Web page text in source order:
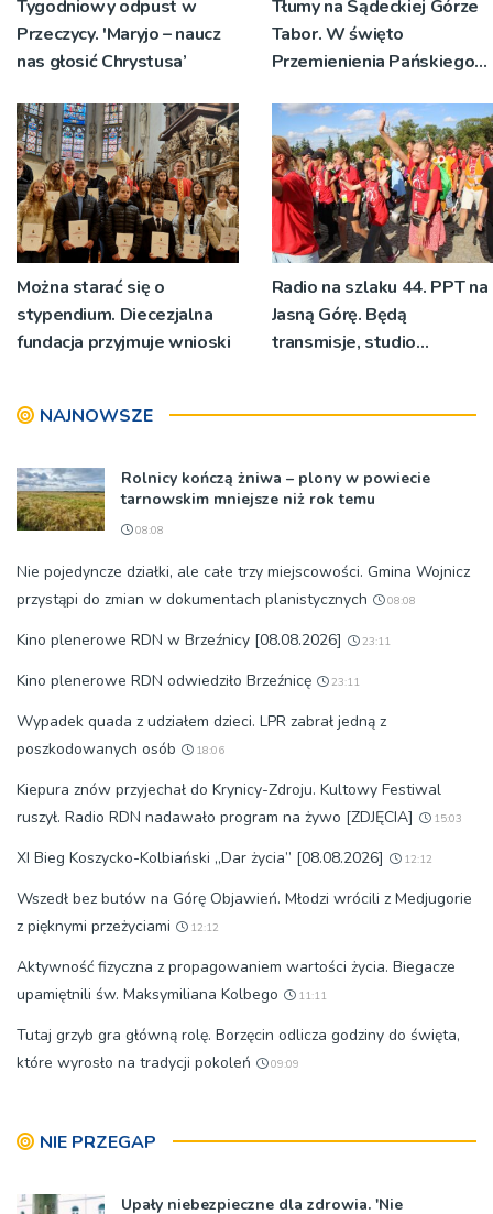
Tygodniowy odpust w
Przeczycy. 'Maryjo – naucz
nas głosić Chrystusa’
Tłumy na Sądeckiej Górze
Tabor. W święto
Przemienienia Pańskiego
znaczeniu Sakramentów
[ZDJĘCIA]
Można starać się o
stypendium. Diecezjalna
fundacja przyjmuje wnioski
Radio na szlaku 44. PPT na
Jasną Górę. Będą
transmisje, studio
NAJNOWSZE
Rolnicy kończą żniwa – plony w powiecie
tarnowskim mniejsze niż rok temu
08:08
Nie pojedyncze działki, ale całe trzy miejscowości. Gmina Wojnicz
przystąpi do zmian w dokumentach planistycznych
08:08
Kino plenerowe RDN w Brzeźnicy [08.08.2026] 23:11
Kino plenerowe RDN odwiedziło Brzeźnicę 23:11
Wypadek quada z udziałem dzieci. LPR zabrał jedną z
poszkodowanych osób
18:06
Kiepura znów przyjechał do Krynicy-Zdroju. Kultowy Festiwal
ruszył. Radio RDN nadawało program na żywo [ZDJĘCIA]
15:03
XI Bieg Koszycko-Kolbiański „Dar życia” [08.08.2026] 12:12
Wszedł bez butów na Górę Objawień. Młodzi wrócili z Medjugorie
z pięknymi przeżyciami
12:12
Aktywność fizyczna z propagowaniem wartości życia. Biegacze
upamiętnili św. Maksymiliana Kolbego
11:11
Tutaj grzyb gra główną rolę. Borzęcin odlicza godziny do święta,
które wyrosło na tradycji pokoleń
09:09
NIE PRZEGAP
Upały niebezpieczne dla zdrowia. 'Nie